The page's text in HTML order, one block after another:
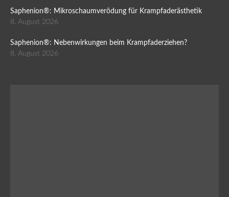
Saphenion®: Mikroschaumverödung für Krampfaderästhetik
8. August 2026
Saphenion®: Nebenwirkungen beim Krampfaderziehen?
8. August 2026